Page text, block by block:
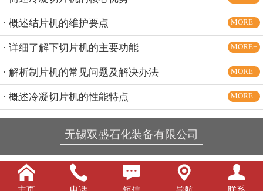
· 概述结片机的维护要点 MORE+
· 详细了解下切片机的主要功能 MORE+
· 解析制片机的常见问题及解决办法 MORE+
· 概述冷凝切片机的性能特点 MORE+
无锡双盛石化装备有限公司
    